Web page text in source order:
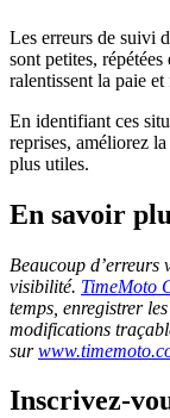
Les erreurs de suivi
sont petites,
ralentissent la paie
En identifiant ces
reprises, améliorez
plus utiles.
En savoir
Beaucoup d’erreurs
visibilité. TimeMoto
temps, enregistrer
modifications
sur
Inscrivez-